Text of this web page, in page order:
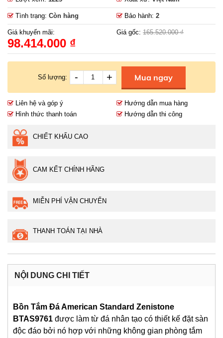
Tình trạng: Còn hàng Bảo hành: 2
Giá khuyến mãi:
98.414.000 ₫
Giá gốc: 165.520.000 ₫
Số lượng: - + Mua ngay
Liên hệ và góp ý
Hướng dẫn mua hàng
Hình thức thanh toán
Hướng dẫn thi công
CHIẾT KHẤU CAO
CAM KẾT CHÍNH HÃNG
MIỄN PHÍ VẬN CHUYỂN
THANH TOÁN TẠI NHÀ
NỘI DUNG CHI TIẾT
Bồn Tắm Đá American Standard Zenistone
BTAS9761 được làm từ đá nhân tạo có thiết kế đặt sàn
độc đáo bởi nó hợp với những không gian phòng tắm